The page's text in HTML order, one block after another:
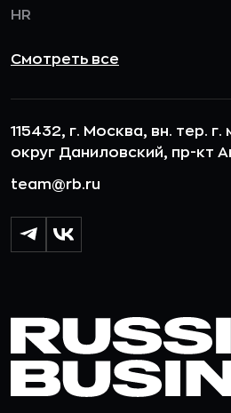
HR
Смотреть все
115432, г. Москва, вн. тер.
округ Даниловский, пр-кт
team@rb.ru